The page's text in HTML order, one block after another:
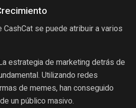
CashCat se puede atribuir a varios
estrategia de marketing detrás de
Utilizando redes
de memes, han conseguido
un público masivo.